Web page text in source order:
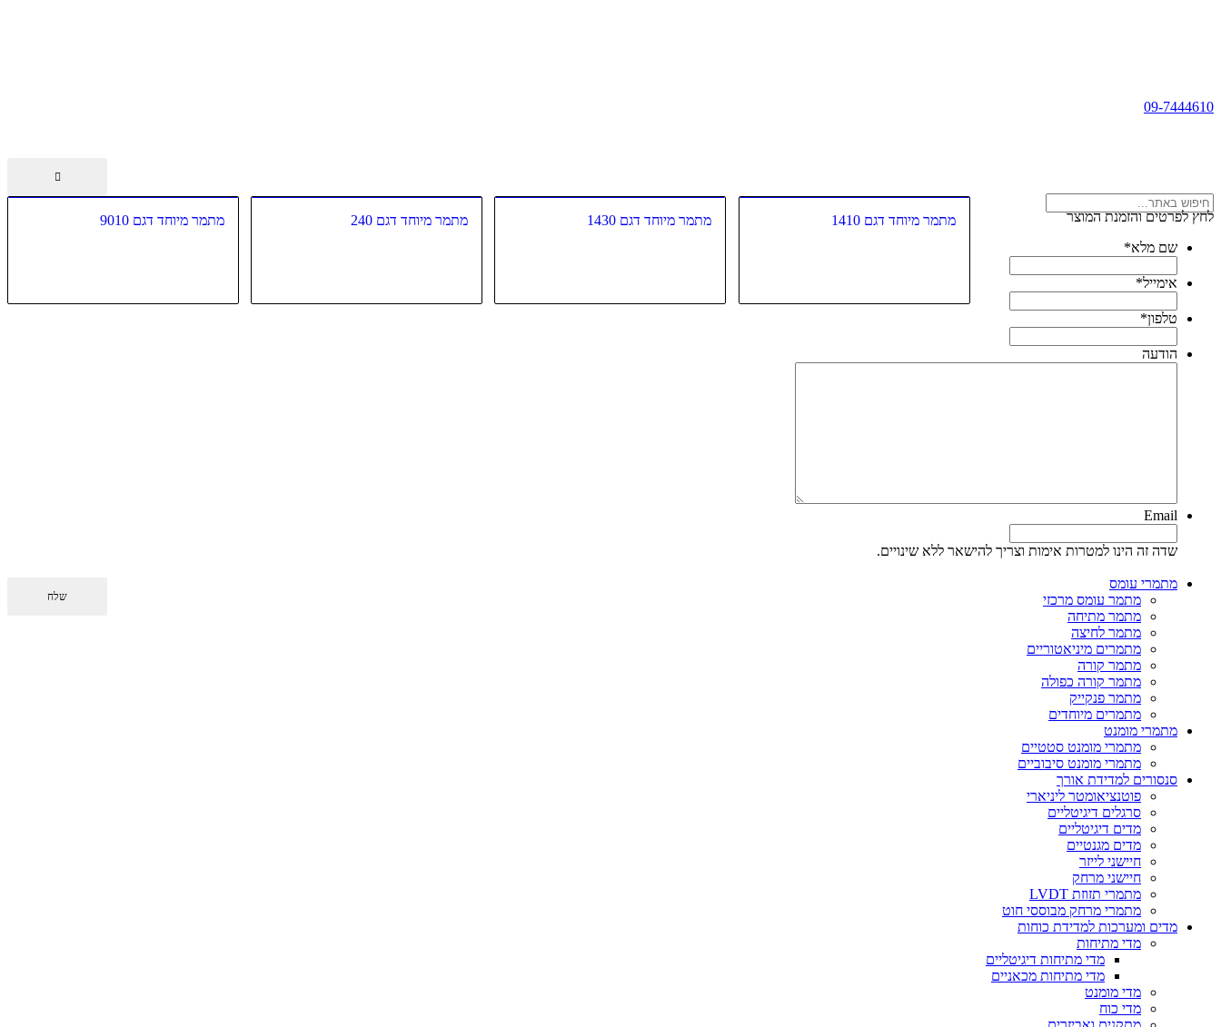
09-7444610
מתמר מיוחד דגם 9010 מתמר מיוחד דגם 240 מתמר מיוחד דגם 1430 מתמר מיוחד דגם 1410
לחץ לפרטים והזמנת המוצר
שם מלא*
אימייל*
טלפון*
הודעה
Email
שדה זה הינו למטרות אימות וצריך להישאר ללא שינויים.
מתמרי עומס
מתמר עומס מרכזי
מתמר מתיחה
מתמר לחיצה
מתמרים מיניאטוריים
מתמר קורה
מתמר קורה כפולה
מתמר פנקייק
מתמרים מיוחדים
מתמרי מומנט
מתמרי מומנט סטטיים
מתמרי מומנט סיבוביים
סנסורים למדידת אורך
פוטנציאומטר ליניארי
סרגלים דיגיטליים
מדים דיגיטליים
מדים מגנטיים
חיישני לייזר
חיישני מרחק
מתמרי תזוזת LVDT
מתמרי מרחק מבוססי חוט
מדים ומערכות למדידת כוחות
מדי מתיחות
מדי מתיחות דיגיטליים
מדי מתיחות מכאניים
מדי מומנט
מדי כוח